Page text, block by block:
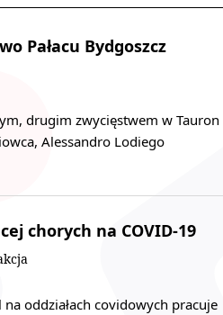
Pałacu Bydgoszcz
drugim zwycięstwem w Tauron
Alessandro Lodiego
chorych na COVID-19
oddziałach covidowych pracuje